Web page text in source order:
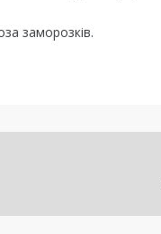
заморозків.